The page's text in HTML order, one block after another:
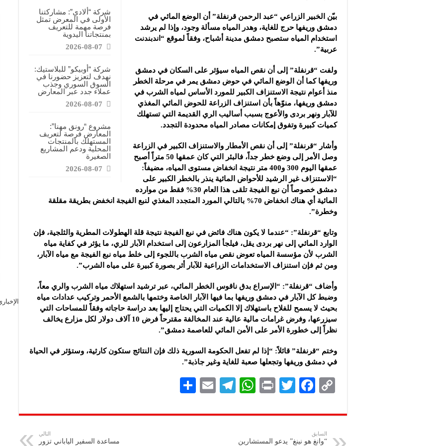
موقع “نيوز بيردز”: مشاركتنا في المعرض تهدف إلى الترويج للموقع وتعزيز حضوره الإعلامي
شركة “قمم الجودة للمعدات الصناعية”: شاركنا بالمعرض لدعم مرحلة إعادة الإعمار في سوريا
شركة “ألادي”: مشاركتنا
الأولى في المعرض تمثل
فرصة مهمة للتعريف
بمنتجاتنا اليدوية
2026-08-07
شركة “أوبيكو” للبلاستيك:
نهدف لتعزيز حضورنا في
السوق السوري وجذب
عملاء جدد عبر المعارض
2026-08-07
مشروع “رونق مهنا”:
المعارض فرصة لتعريف
المستهلك بالمنتجات
المحلية ودعم المشاريع
الصغيرة
2026-08-07
بيّن الخبير الزراعي “عبد الرحمن قرنفلة” أن الوضع المائي في
دمشق وريفها حرج للغاية، وهدر المياه مسألة وجود، وإذا لم يرشد
استخدام المياه ستصبح دمشق مدينة أشباح، وفقاً لموقع “اندبندنت
عربية”.
ولفت “قرنفلة” إلى أن نقص المياه سيؤثر على السكان في دمشق
وريفها كما أن الوضع المائي في حوض دمشق يمر في مرحلة الخطر
منذ أعوام نتيجة الاستنزاف الكبير للمورد الأساس لمياه الشرب في
دمشق وريفها، منوّهاً بأن استنزاف الزراعة للحوض المائي المغذي
للآبار ونهر بردى والأعوج بسبب أساليب الري القديمة التي تستهلك
كميات كبيرة وتفوق إمكانات مصادر المياه محدودة التجدد.
وأشار “قرنفلة” إلى أن نقص الأمطار والاستنزاف الكبير في الزراعة
وصل الأمر إلى وضع خطر جداً، فالبئر التي كان عمقها 50 متراً أصبح
عمقها اليوم 300 و400 متر نتيجة انخفاض مستوى المياه، مضيفاً:
“الاستنزاف غير الرشيد للأحواض المائية ينذر بالخطر الكبير على
دمشق خصوصاً أن نبع الفيجة تلقى هذا العام 30% فقط من موارده
المائية أي هناك انخفاض 70% بالتالي المورد المتجدد المغذي لنبع الفيجة انخفض بطريقة مقلقة
وخطرة”.
وتابع “قرنفلة”: “عندما لا يكون هناك فائض في نبع الفيجة نتيجة قلة الهطولات المطرية والثلجية، فإن
الوارد المائي إلى نهر بردى يقل، فيلجأ المزارعون إلى استخدام الآبار للري، ما يؤثر في كفاية مياه
الشرب لأن مؤسسة المياه تعوض نقص مياه الشرب باللجوء إلى خلط مياه نبع الفيجة مع مياه الآبار،
ومن ثم فإن استنزاف الاستخدامات الزراعية للآبار أثر بصورة كبيرة على مياه الشرب”.
وأضاف “قرنفلة”: “الإسراع بدق ناقوس الخطر المائي، عبر ترشيد استهلاك مياه الشرب والري معاً،
وضبط كل الآبار في دمشق وريفها بما فيها الآبار الخاصة وختمها بالشمع الأحمر وتركيب عدادات مياه
بحيث لا يسمح للفلاح باستهلاك إلا الكميات التي يحتاج إليها بعد دراسة حاجاته وفقاً للمساحات التي
سيزرعها، وفرض غرامات مالية عالية عند المخالفة مقترحاً فرض 10 آلاف دولار لكل مزارع يخالف
نظراً إلى خطورة الأمر على الأمن المائي للعاصمة دمشق”.
وختم “قرنفلة” قائلاً: “إذا لم تفعل الحكومة السورية ذلك فإن النتائج ستكون كارثية، وستؤثر في الحياة
في دمشق وريفها وتجعلها صعبة للغاية وغير جاذبة”.
C
p
y
F
eb
T
tt
P
nt
W
at
Te
gr
E
ai
ar
السابق
“وانغ هو نينغ” يدعو المستشارين
التالي
مساعدة السفير الياباني تزور